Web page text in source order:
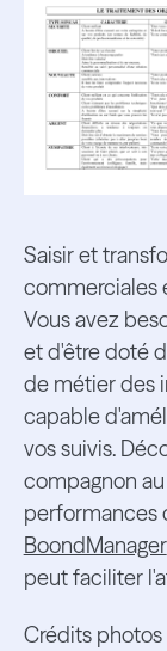
Saisir et
commerciales
Vous avez
et d'être doté
de métier des
capable
vos suivis.
compagnon
performances
BoondManager
peut faciliter
Crédits photos